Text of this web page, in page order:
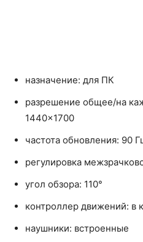
назначение: для ПК
разрешение общее/на
1440x1700
частота обновления: 90
регулировка
угол обзора: 110°
контроллер движений: в
наушники: встроенные